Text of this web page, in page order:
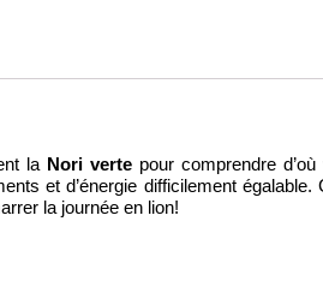
la Nori verte pour comprendre
et d’énergie difficilement
la journée en lion!